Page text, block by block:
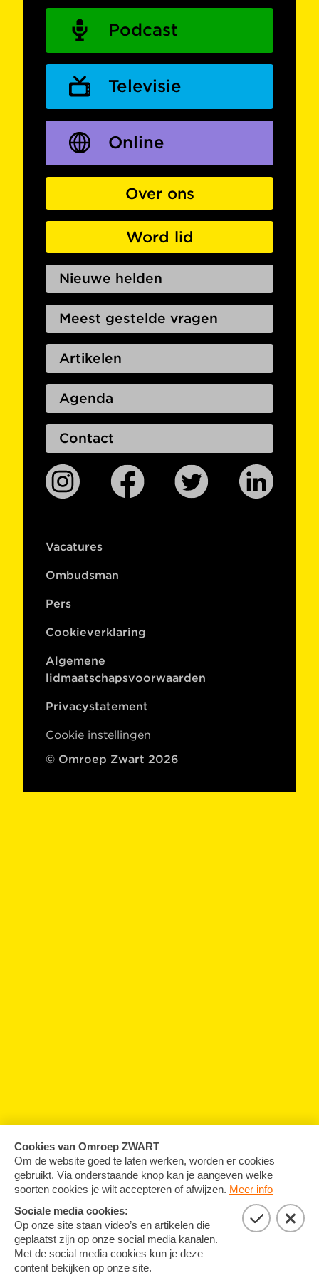
Podcast
Televisie
Online
Over ons
Word lid
Nieuwe helden
Meest gestelde vragen
Artikelen
Agenda
Contact
Vacatures
Ombudsman
Pers
Cookieverklaring
Algemene
lidmaatschapsvoorwaarden
Privacystatement
Cookie instellingen
© Omroep Zwart 2026